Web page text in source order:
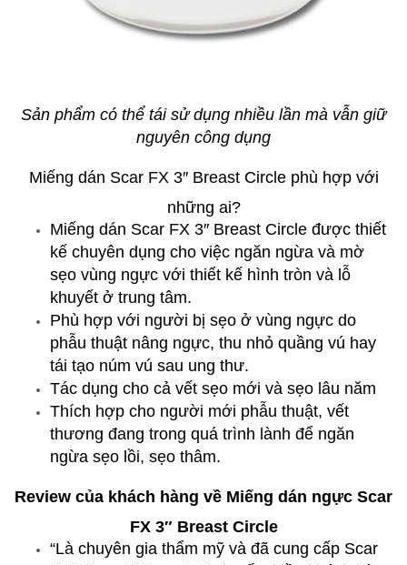
Sản phẩm có thể tái sử dụng nhiều lần mà vẫn giữ
nguyên công dụng
Miếng dán Scar FX 3″ Breast Circle phù hợp với
những ai?
Miếng dán Scar FX 3″ Breast Circle được thiết
kế chuyên dụng cho việc ngăn ngừa và mờ
sẹo vùng ngực với thiết kế hình tròn và lỗ
khuyết ở trung tâm.
Phù hợp với người bị sẹo ở vùng ngực do
phẫu thuật nâng ngực, thu nhỏ quầng vú hay
tái tạo núm vú sau ung thư.
Tác dụng cho cả vết sẹo mới và sẹo lâu năm
Thích hợp cho người mới phẫu thuật, vết
thương đang trong quá trình lành để ngăn
ngừa sẹo lồi, sẹo thâm.
Review của khách hàng về Miếng dán ngực Scar
FX 3″ Breast Circle
“Là chuyên gia thẩm mỹ và đã cung cấp Scar